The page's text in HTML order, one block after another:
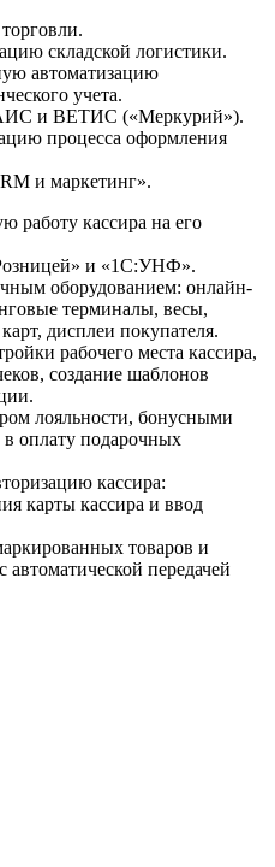
складской логистики.
автоматизацию
учета.
и ВЕТИС («Меркурий»).
процесса оформления
и маркетинг».
работу кассира на его
и «1С:УНФ».
оборудованием: онлайн-
терминалы, весы,
дисплеи покупателя.
рабочего места кассира,
создание шаблонов
лояльности, бонусными
оплату подарочных
кассира:
карты кассира и ввод
товаров и
передачей